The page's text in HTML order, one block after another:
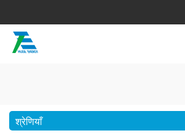
श्रेणियाँ